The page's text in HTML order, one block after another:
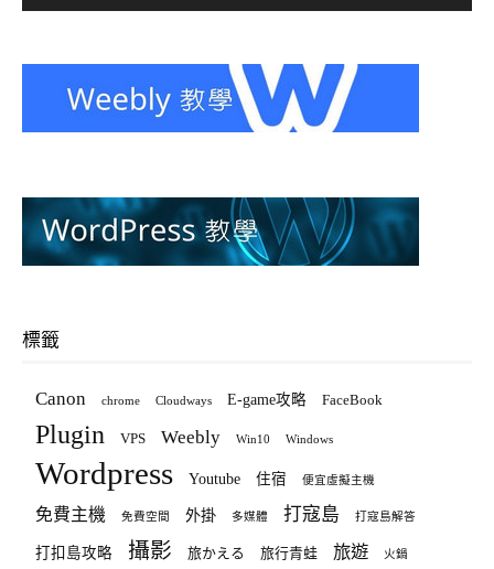
標籤
Canon chrome Cloudways E-game攻略 FaceBook
Plugin VPS Weebly Win10 Windows
Wordpress Youtube 住宿 便宜虛擬主機
免費主機 免費空間 外掛 多媒體 打寇島 打寇島解答
打扣島攻略 攝影 旅かえる 旅行青蛙 旅遊 火鍋